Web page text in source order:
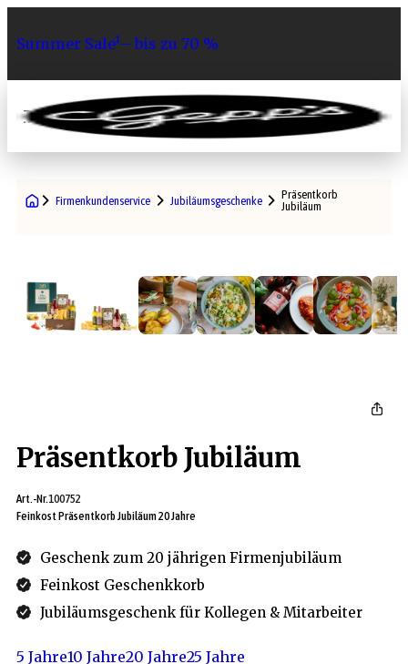
Summer Sale¹– bis zu 70 %
0
Firmenkundenservice Jubiläumsgeschenke
Präsentkorb
Jubiläum
Präsentkorb Jubiläum
Art.-Nr.100752
Feinkost Präsentkorb Jubiläum 20 Jahre
Geschenk zum 20 jährigen Firmenjubiläum
Feinkost Geschenkkorb
Jubiläumsgeschenk für Kollegen & Mitarbeiter
5 Jahre10 Jahre20 Jahre25 Jahre